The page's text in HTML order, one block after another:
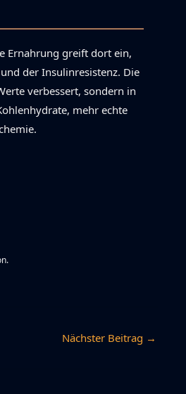
Ernahrung greift dort ein,
der Insulinresistenz. Die
verbessert, sondern in
mehr echte
Nächster Beitrag →